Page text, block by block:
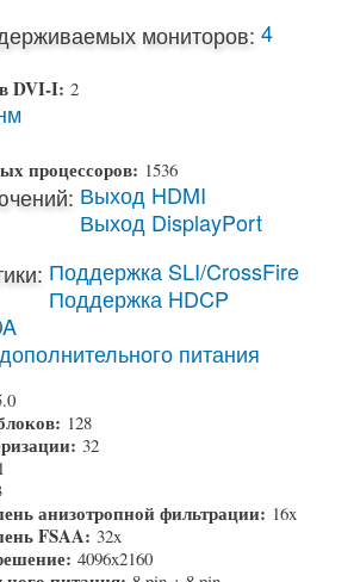
мониторов: 4
DVI-I: 2
процессоров: 1536
Выход HDMI
Выход DisplayPort
Поддержка SLI/CrossFire
Поддержка HDCP
питания
128
32
анизотропной фильтрации: 16x
FSAA: 32x
4096x2160